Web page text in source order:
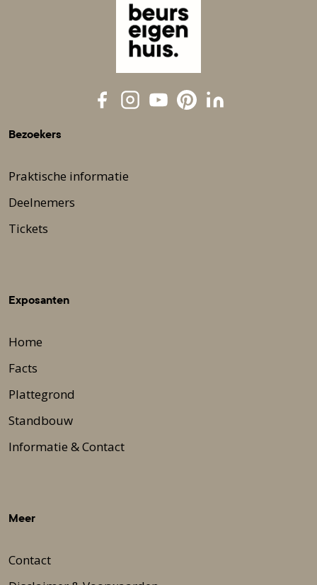
Bezoekers
Praktische informatie
Deelnemers
Tickets
Exposanten
Home
Facts
Plattegrond
Standbouw
Informatie & Contact
Meer
Contact